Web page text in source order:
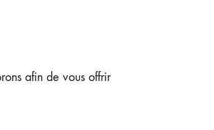
afin de vous offrir